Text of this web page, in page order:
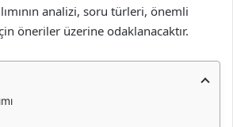
analizi, soru türleri, önemli
öneriler üzerine odaklanacaktır.